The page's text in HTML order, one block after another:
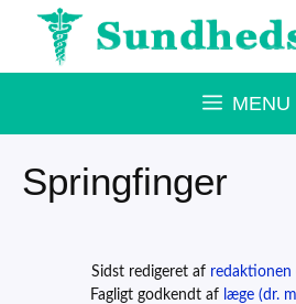
Hop
MENU
Springfinger
Sidst redigeret af redaktionen
Fagligt godkendt af læge (dr.